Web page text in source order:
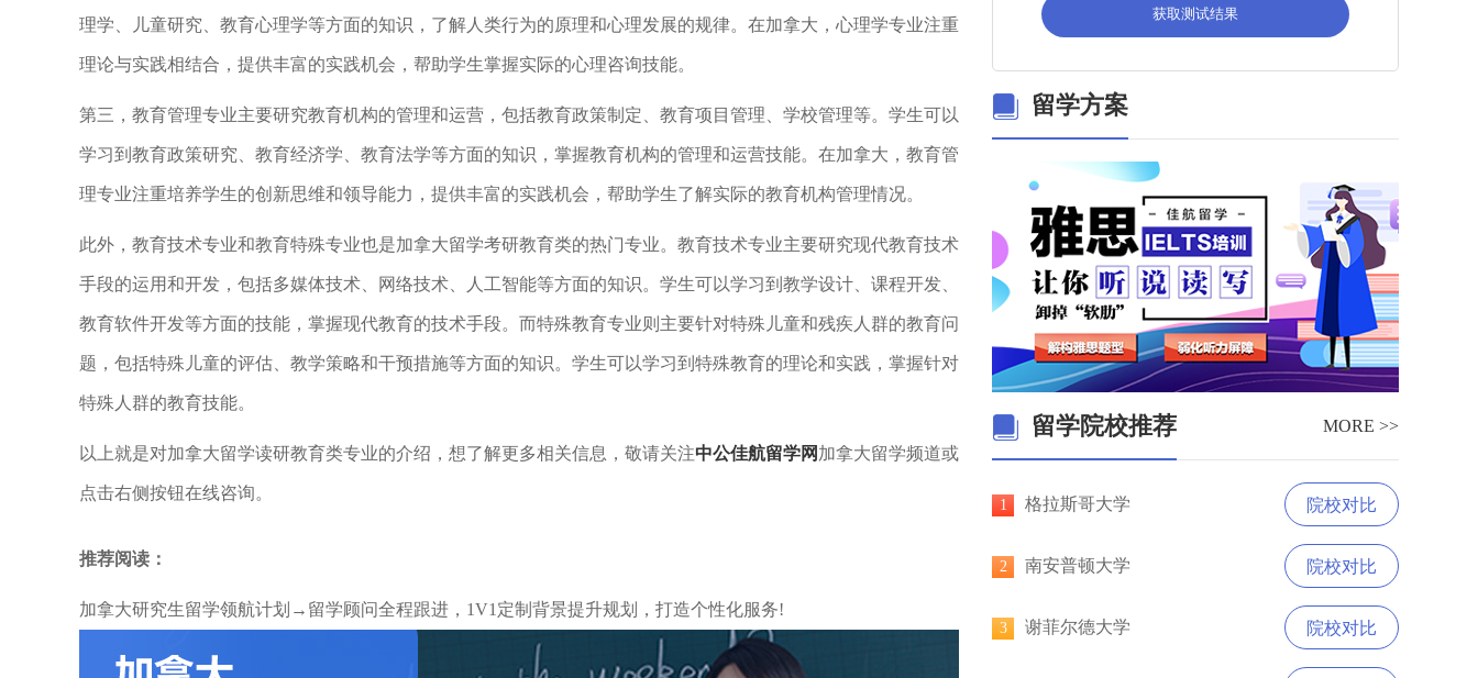
理学、儿童研究、教育心理学等方面的知识，了解人类行为的原理和心理发展的规律。在加拿大，心理学专业注重
理论与实践相结合，提供丰富的实践机会，帮助学生掌握实际的心理咨询技能。
第三，教育管理专业主要研究教育机构的管理和运营，包括教育政策制定、教育项目管理、学校管理等。学生可以
学习到教育政策研究、教育经济学、教育法学等方面的知识，掌握教育机构的管理和运营技能。在加拿大，教育管
理专业注重培养学生的创新思维和领导能力，提供丰富的实践机会，帮助学生了解实际的教育机构管理情况。
此外，教育技术专业和教育特殊专业也是加拿大留学考研教育类的热门专业。教育技术专业主要研究现代教育技术
手段的运用和开发，包括多媒体技术、网络技术、人工智能等方面的知识。学生可以学习到教学设计、课程开发、
教育软件开发等方面的技能，掌握现代教育的技术手段。而特殊教育专业则主要针对特殊儿童和残疾人群的教育问
题，包括特殊儿童的评估、教学策略和干预措施等方面的知识。学生可以学习到特殊教育的理论和实践，掌握针对
特殊人群的教育技能。
以上就是对加拿大留学读研教育类专业的介绍，想了解更多相关信息，敬请关注中公佳航留学网 加拿大留学频道或
点击右侧按钮在线咨询。
推荐阅读：
加拿大研究生留学领航计划→留学顾问全程跟进，1V1定制背景提升规划，打造个性化服务!
获取测试结果
留学方案
留学院校推荐 MORE >>
院校对比
1 格拉斯哥大学
院校对比
2 南安普顿大学
院校对比
3 谢菲尔德大学